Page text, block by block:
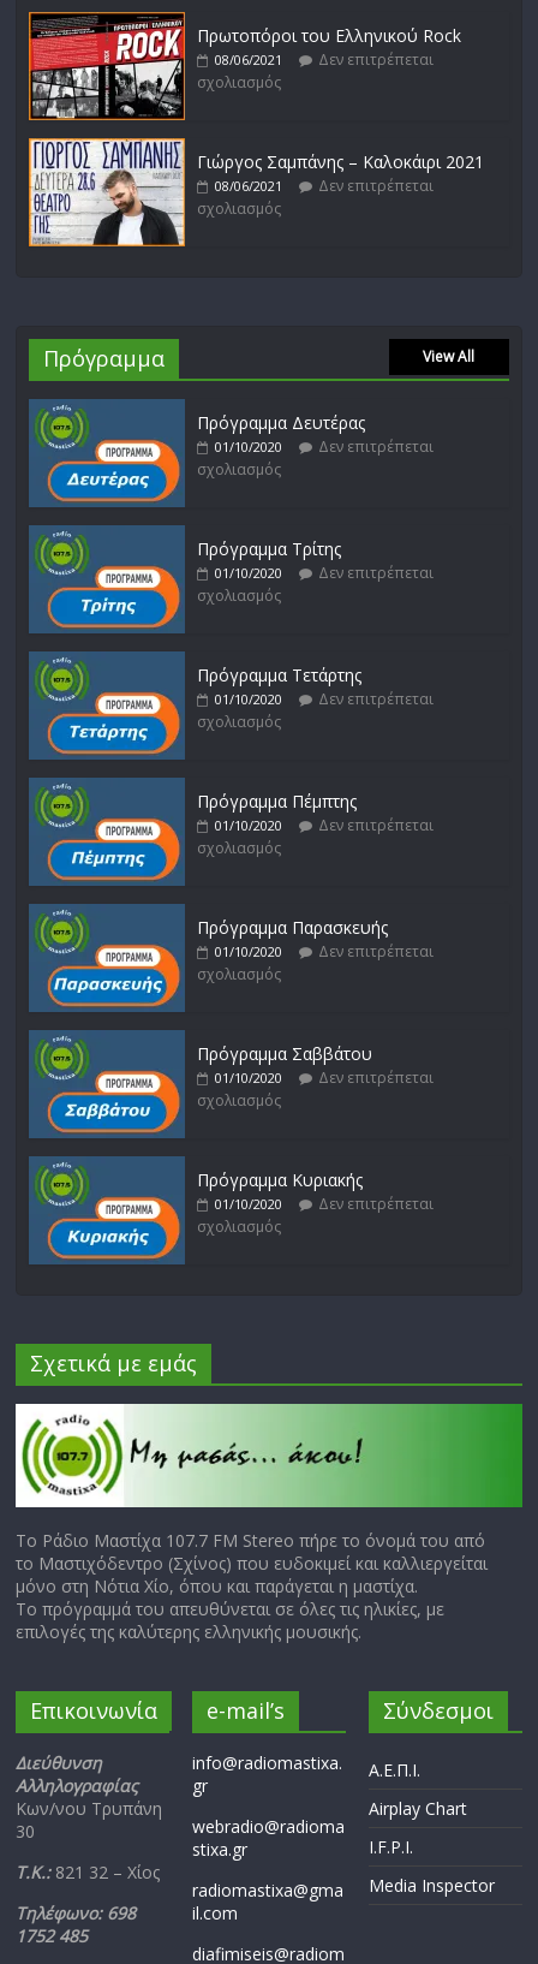
Πρωτοπόροι του Ελληνικού Rock
08/06/2021
Δεν επιτρέπεται
σχολιασμός
Γιώργος Σαμπάνης – Καλοκάιρι 2021
08/06/2021
Δεν επιτρέπεται
σχολιασμός
Πρόγραμμα View All
Πρόγραμμα Δευτέρας
01/10/2020
Δεν επιτρέπεται
σχολιασμός
Πρόγραμμα Τρίτης
01/10/2020
Δεν επιτρέπεται
σχολιασμός
Πρόγραμμα Τετάρτης
01/10/2020
Δεν επιτρέπεται
σχολιασμός
Πρόγραμμα Πέμπτης
01/10/2020
Δεν επιτρέπεται
σχολιασμός
Πρόγραμμα Παρασκευής
01/10/2020
Δεν επιτρέπεται
σχολιασμός
Πρόγραμμα Σαββάτου
01/10/2020
Δεν επιτρέπεται
σχολιασμός
Πρόγραμμα Κυριακής
01/10/2020
Δεν επιτρέπεται
σχολιασμός
Σχετικά με εμάς
Το Ράδιο Μαστίχα 107.7 FM Stereo πήρε το όνομά του από
το Μαστιχόδεντρο (Σχίνος) που ευδοκιμεί και καλλιεργείται
μόνο στη Νότια Χίο, όπου και παράγεται η μαστίχα.
Το πρόγραμμά του απευθύνεται σε όλες τις ηλικίες, με
επιλογές της καλύτερης ελληνικής μουσικής.
Επικοινωνία
Διεύθυνση
Αλληλογραφίας
Κων/νου Τρυπάνη
30
Τ.Κ.: 821 32 – Χίος
Τηλέφωνο: 698
1752 485
e-mail’s
info@radiomastixa.
gr
webradio@radioma
stixa.gr
radiomastixa@gma
il.com
diafimiseis@radiom
Σύνδεσμοι
Α.Ε.Π.Ι.
Airplay Chart
I.F.P.I.
Media Inspector